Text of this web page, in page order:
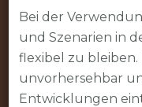
Bei der
und Szenarien in
flexibel zu
unvorhersehbar
Entwicklungen